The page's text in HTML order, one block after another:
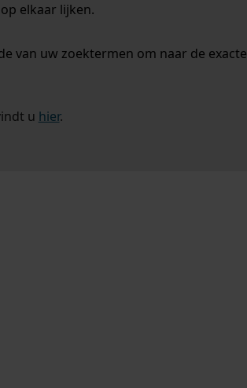
elkaar lijken.
van uw zoektermen om naar de exacte
u hier.